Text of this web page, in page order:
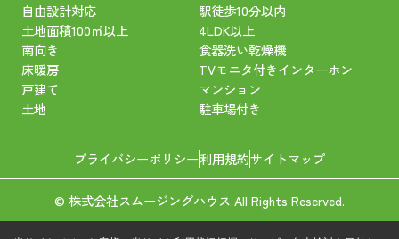
自由設計対応
駅徒歩10分以内
土地面積100㎡以上
4LDK以上
南向き
食器洗い乾燥機
床暖房
TVモニタ付きインターホン
戸建て
マンション
土地
駐車場付き
プライバシーポリシー利用規約サイトマップ
© 株式会社スムージングハウス All Rights Reserved.